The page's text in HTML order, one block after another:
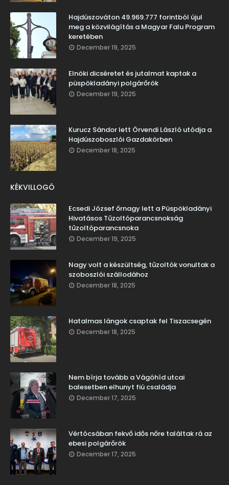
Hajdúszováton 49.969.777 forintból újul
meg a közvilágítás a Magyar Falu Program
keretében
December 19, 2025
Elnöki dicséretet és jutalmat kaptak a
püspökladányi polgárőrök
December 19, 2025
Kurucz Sándor lett Örvendi László utódja a
Hajdúszoboszlói Gazdakörben
December 18, 2025
KÉKVILLOGÓ
Ecsedi József őrnagy lett a Püspökladányi
Hivatásos Tűzoltóparancsnokság
tűzoltóparancsnoka
December 19, 2025
Nagy volt a készültség, tűzoltók vonultak a
szoboszlói szállodához
December 18, 2025
Hatalmas lángok csaptak fel Tiszacsegén
December 18, 2025
Nem bírja tovább a Vágóhíd utcai
balesetben elhunyt fiú családja
December 17, 2025
Vértócsában fekvő idős nőre találtak rá az
ebesi polgárőrök
December 17, 2025